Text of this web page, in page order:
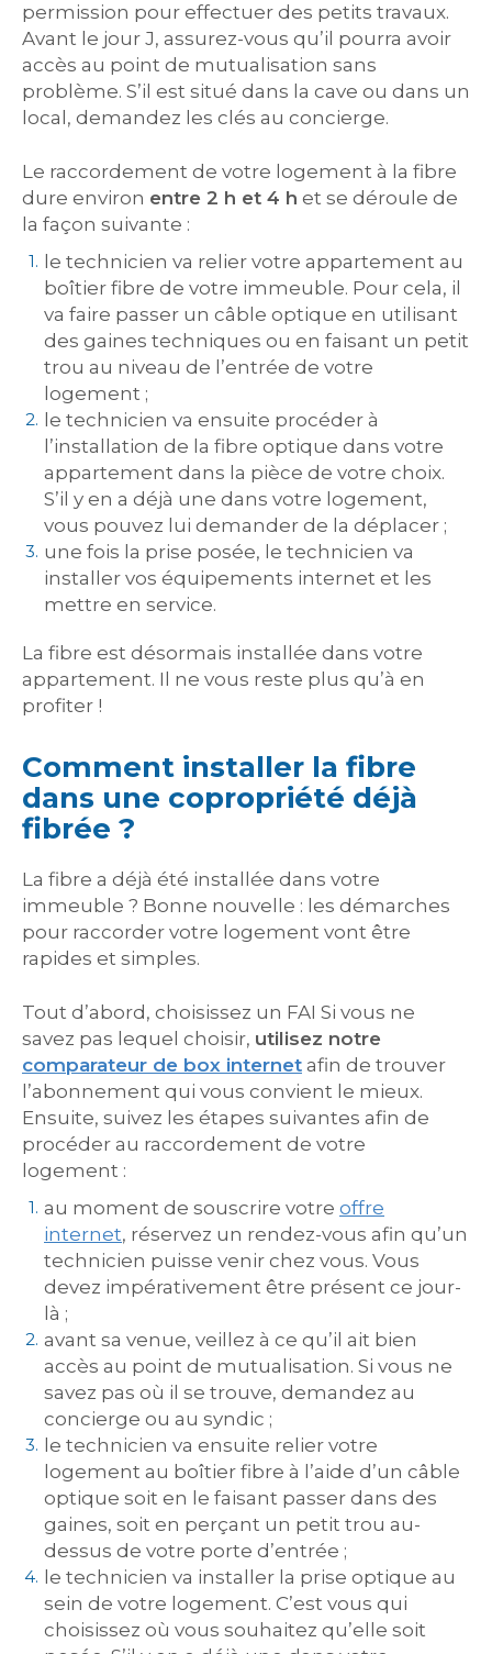
permission pour effectuer des petits travaux.
Avant le jour J, assurez-vous qu’il pourra avoir
accès au point de mutualisation sans
problème. S’il est situé dans la cave ou dans un
local, demandez les clés au concierge.
Le raccordement de votre logement à la fibre
dure environ entre 2 h et 4 h et se déroule de
la façon suivante :
le technicien va relier votre appartement au
boîtier fibre de votre immeuble. Pour cela, il
va faire passer un câble optique en utilisant
des gaines techniques ou en faisant un petit
trou au niveau de l’entrée de votre
logement ;
le technicien va ensuite procéder à
l’installation de la fibre optique dans votre
appartement dans la pièce de votre choix.
S’il y en a déjà une dans votre logement,
vous pouvez lui demander de la déplacer ;
une fois la prise posée, le technicien va
installer vos équipements internet et les
mettre en service.
La fibre est désormais installée dans votre
appartement. Il ne vous reste plus qu’à en
profiter !
Comment installer la fibre
dans une copropriété déjà
fibrée ?
La fibre a déjà été installée dans votre
immeuble ? Bonne nouvelle : les démarches
pour raccorder votre logement vont être
rapides et simples.
Tout d’abord, choisissez un FAI Si vous ne
savez pas lequel choisir, utilisez notre
comparateur de box internet afin de trouver
l’abonnement qui vous convient le mieux.
Ensuite, suivez les étapes suivantes afin de
procéder au raccordement de votre
logement :
au moment de souscrire votre offre
internet, réservez un rendez-vous afin qu’un
technicien puisse venir chez vous. Vous
devez impérativement être présent ce jour-
là ;
avant sa venue, veillez à ce qu’il ait bien
accès au point de mutualisation. Si vous ne
savez pas où il se trouve, demandez au
concierge ou au syndic ;
le technicien va ensuite relier votre
logement au boîtier fibre à l’aide d’un câble
optique soit en le faisant passer dans des
gaines, soit en perçant un petit trou au-
dessus de votre porte d’entrée ;
le technicien va installer la prise optique au
sein de votre logement. C’est vous qui
choisissez où vous souhaitez qu’elle soit